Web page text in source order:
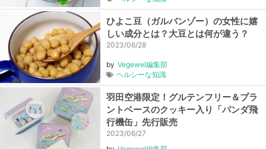
ひよこ豆（ガルバンゾー）の女性に嬉
しい成分とは？大豆とは何が違う？
2023/06/28
by Vegewel編集部
ヘルシーな知識
羽田空港限定！グルテンフリー＆プラ
ントベースのクッキー入り「パンダ飛
行機缶」先行販売
2023/06/27